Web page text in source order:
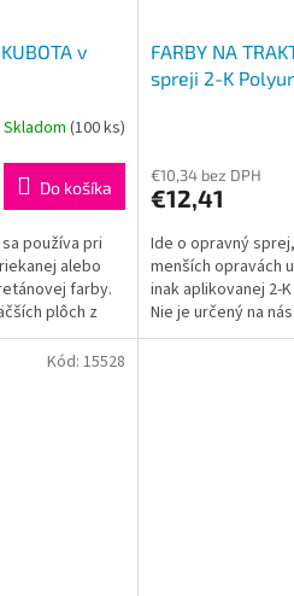
v
Skladom (100 ks)
Do košíka
používa pri
alebo
farby.
plôch z
FARBY NA
spreji 2-K
€10,34 bez DPH
€12,41
Ide o opravný
menších opravách
inak aplikovanej 2-
Nie je určený na
dôvodu...
Kód: 15528